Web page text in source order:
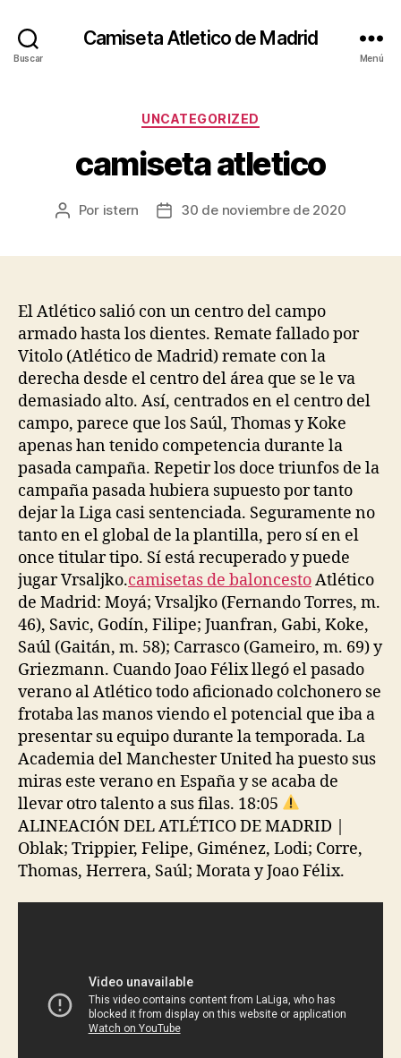
Buscar
Camiseta Atletico de Madrid
Menú
Categorías
UNCATEGORIZED
camiseta atletico
Autor
Por istern
Fecha30 de noviembre de 2020
El Atlético salió con un centro del campo
armado hasta los dientes. Remate fallado por
Vitolo (Atlético de Madrid) remate con la
derecha desde el centro del área que se le va
demasiado alto. Así, centrados en el centro del
campo, parece que los Saúl, Thomas y Koke
apenas han tenido competencia durante la
pasada campaña. Repetir los doce triunfos de la
campaña pasada hubiera supuesto por tanto
dejar la Liga casi sentenciada. Seguramente no
tanto en el global de la plantilla, pero sí en el
once titular tipo. Sí está recuperado y puede
jugar Vrsaljko.camisetas de baloncestoAtlético
de Madrid: Moyá; Vrsaljko (Fernando Torres, m.
46), Savic, Godín, Filipe; Juanfran, Gabi, Koke,
Saúl (Gaitán, m. 58); Carrasco (Gameiro, m. 69) y
Griezmann. Cuando Joao Félix llegó el pasado
verano al Atlético todo aficionado colchonero se
frotaba las manos viendo el potencial que iba a
presentar su equipo durante la temporada. La
Academia del Manchester United ha puesto sus
miras este verano en España y se acaba de
llevar otro talento a sus filas. 18:05
ALINEACIÓN DEL ATLÉTICO DE MADRID |
Oblak; Trippier, Felipe, Giménez, Lodi; Corre,
Thomas, Herrera, Saúl; Morata y Joao Félix.